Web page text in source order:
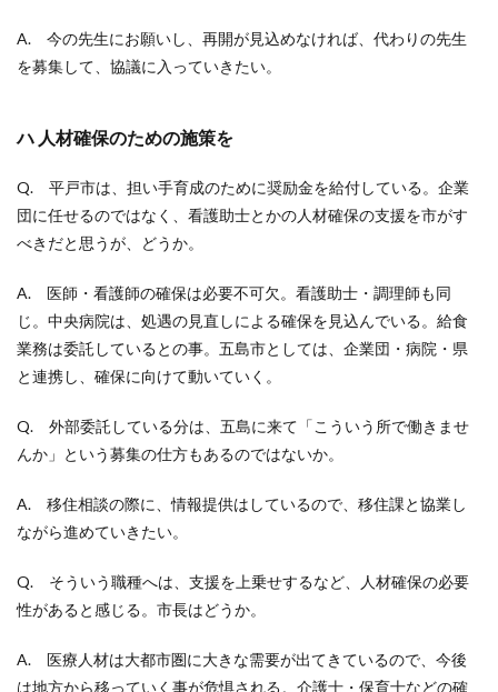
A. 今の先生にお願いし、再開が見込めなければ、代わりの先生
を募集して、協議に入っていきたい。
ハ 人材確保のための施策を
Q. 平戸市は、担い手育成のために奨励金を給付している。企業
団に任せるのではなく、看護助士とかの人材確保の支援を市がす
べきだと思うが、どうか。
A. 医師・看護師の確保は必要不可欠。看護助士・調理師も同
じ。中央病院は、処遇の見直しによる確保を見込んでいる。給食
業務は委託しているとの事。五島市としては、企業団・病院・県
と連携し、確保に向けて動いていく。
Q. 外部委託している分は、五島に来て「こういう所で働きませ
んか」という募集の仕方もあるのではないか。
A. 移住相談の際に、情報提供はしているので、移住課と協業し
ながら進めていきたい。
Q. そういう職種へは、支援を上乗せするなど、人材確保の必要
性があると感じる。市長はどうか。
A. 医療人材は大都市圏に大きな需要が出てきているので、今後
は地方から移っていく事が危惧される。介護士・保育士などの確